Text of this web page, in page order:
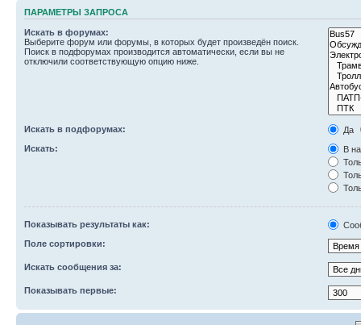
ПАРАМЕТРЫ ЗАПРОСА
Искать в форумах:
Выберите форум или форумы, в которых будет произведён поиск.
Поиск в подфорумах производится автоматически, если вы не
отключили соответствующую опцию ниже.
Искать в подфорумах:
Да
Искать:
В
Показывать результаты как:
Поле сортировки:
Искать сообщения за:
Показывать первые: